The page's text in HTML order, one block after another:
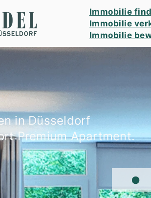
Immobilie
Immobilie
Immobilie
in Düsseldorf
Premium Apartment.